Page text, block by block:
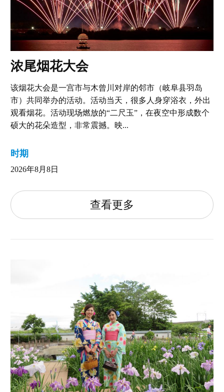
浓尾烟花大会
该烟花大会是一宫市与木曾川对岸的邻市（岐阜县羽岛
市）共同举办的活动。活动当天，很多人身穿浴衣，外出
观看烟花。活动现场燃放的“二尺玉”，在夜空中形成数个
硕大的花朵造型，非常震撼。映...
时期
2026年8月8日
查看更多